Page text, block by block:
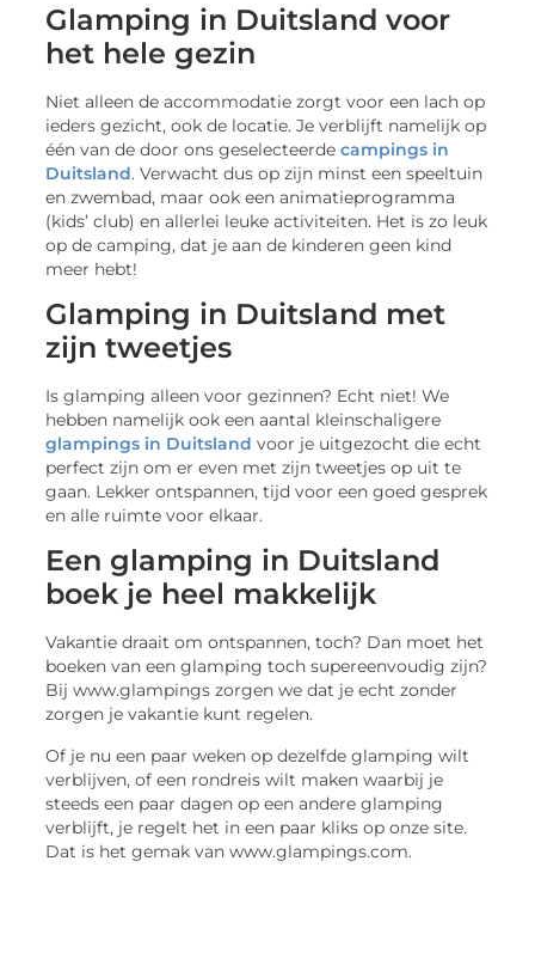
Glamping in Duitsland voor
het hele gezin
Niet alleen de accommodatie zorgt voor een lach op
ieders gezicht, ook de locatie. Je verblijft namelijk op
één van de door ons geselecteerdecampings in
Duitsland. Verwacht dus op zijn minst een speeltuin
en zwembad, maar ook een animatieprogramma
(kids’ club) en allerlei leuke activiteiten. Het is zo leuk
op de camping, dat je aan de kinderen geen kind
meer hebt!
Glamping in Duitsland met
zijn tweetjes
Is glamping alleen voor gezinnen? Echt niet! We
hebben namelijk ook een aantal kleinschaligere
glampings in Duitsland voor je uitgezocht die echt
perfect zijn om er even met zijn tweetjes op uit te
gaan. Lekker ontspannen, tijd voor een goed gesprek
en alle ruimte voor elkaar.
Een glamping in Duitsland
boek je heel makkelijk
Vakantie draait om ontspannen, toch? Dan moet het
boeken van een glamping toch supereenvoudig zijn?
Bij www.glampings zorgen we dat je echt zonder
zorgen je vakantie kunt regelen.
Of je nu een paar weken op dezelfde glamping wilt
verblijven, of een rondreis wilt maken waarbij je
steeds een paar dagen op een andere glamping
verblijft, je regelt het in een paar kliks op onze site.
Dat is het gemak van www.glampings.com.